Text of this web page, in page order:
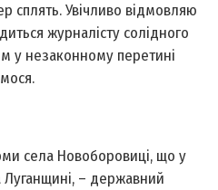
сплять. Увічливо відмовляю
журналісту солідного
у незаконному перетині
села Новоборовиці, що у
Луганщинi, – державний